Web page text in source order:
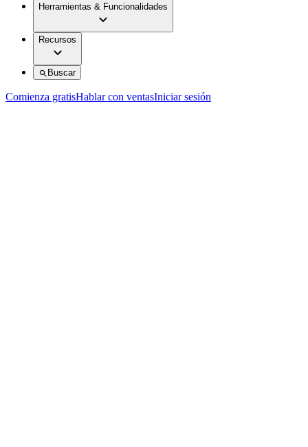
Herramientas & Funcionalidades
Recursos
Buscar
Comienza gratisHablar con ventasIniciar sesión